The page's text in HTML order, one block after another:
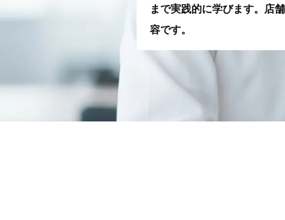
まで実践的に学びます。店
容です。